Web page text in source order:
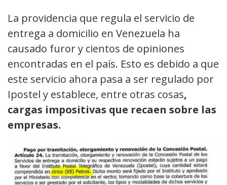
La providencia que regula el servicio de
entrega a domicilio en Venezuela ha
causado furor y cientos de opiniones
encontradas en el país. Esto es debido a que
este servicio ahora pasa a ser regulado por
Ipostel y establece, entre otras cosas,
cargas impositivas que recaen sobre las
empresas.